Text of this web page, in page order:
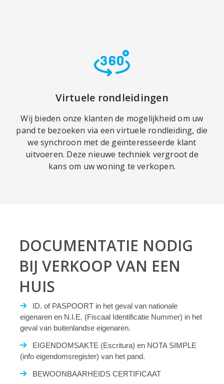
Virtuele rondleidingen
Wij bieden onze klanten de mogelijkheid om uw
pand te bezoeken via een virtuele rondleiding, die
we synchroon met de geïnteresseerde klant
uitvoeren. Deze nieuwe techniek vergroot de
kans om uw woning te verkopen.
DOCUMENTATIE NODIG
BIJ VERKOOP VAN EEN
HUIS
ID. of PASPOORT in het geval van nationale
eigenaren en N.I.E. (Fiscaal Identificatie Nummer) in het
geval van buitenlandse eigenaren.
EIGENDOMSAKTE (Escritura) en NOTA SIMPLE
(info eigendomsregister) van het pand.
BEWOONBAARHEIDS CERTIFICAAT